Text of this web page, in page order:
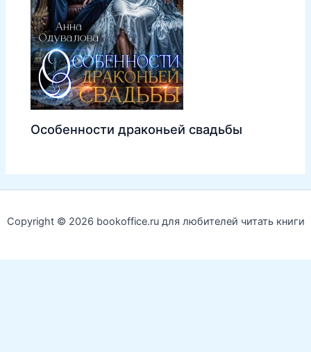
Особенности драконьей свадьбы
Copyright © 2026 bookoffice.ru для любителей читать книги